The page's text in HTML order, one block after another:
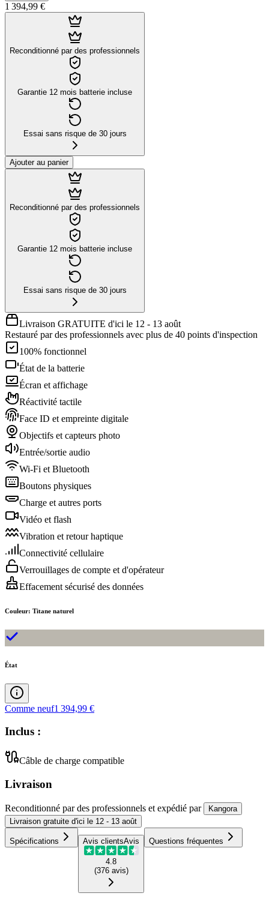
1 394,99 €
Reconditionné par des professionnels
Garantie 12 mois batterie incluse
Essai sans risque de 30 jours
Ajouter au panier
Reconditionné par des professionnels
Garantie 12 mois batterie incluse
Essai sans risque de 30 jours
Livraison GRATUITE d'ici le 12 - 13 août
Restauré par des professionnels avec plus de 40 points d'inspection
100% fonctionnel
État de la batterie
Écran et affichage
Réactivité tactile
Face ID et empreinte digitale
Objectifs et capteurs photo
Entrée/sortie audio
Wi-Fi et Bluetooth
Boutons physiques
Charge et autres ports
Vidéo et flash
Vibration et retour haptique
Connectivité cellulaire
Verrouillages de compte et d'opérateur
Effacement sécurisé des données
Couleur: Titane naturel
État
Comme neuf1 394,99 €
Inclus :
Câble de charge compatible
Livraison
Reconditionné par des professionnels et expédié par
Kangora
Livraison gratuite d'ici le 12 - 13 août
Spécifications Avis clientsAvis
4.8
(376 avis)
Questions fréquentes